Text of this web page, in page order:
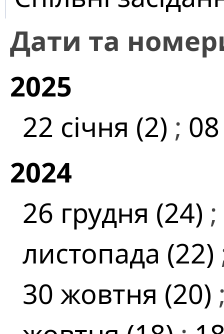
Дати та
2025
22 січня (2) ;
2024
26 грудня (24) ;
листопада (22)
30 жовтня (20)